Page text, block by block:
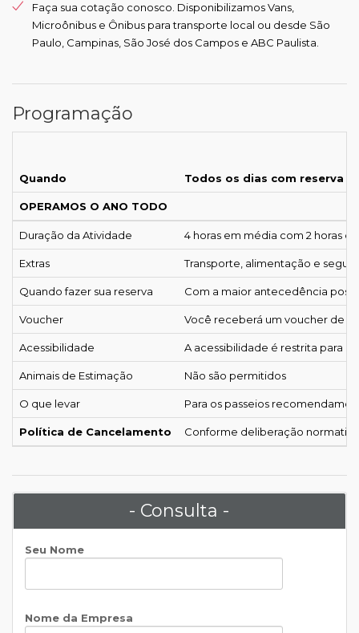
Faça sua cotação conosco. Disponibilizamos Vans,
Microônibus e Ônibus para transporte local ou desde São
Paulo, Campinas, São José dos Campos e ABC Paulista.
Programação
Quando Todos os dias com reserva
OPERAMOS O ANO TODO
Duração da Atividade 4 horas em média com 2 horas
Extras Transporte, alimentação e
Quando fazer sua reserva Com a maior antecedência
Voucher Você receberá um voucher de
Acessibilidade A acessibilidade é restrita para
Animais de Estimação Não são permitidos
O que levar Para os passeios
Política de Cancelamento Conforme deliberação
- Consulta -
Seu Nome
Nome da Empresa